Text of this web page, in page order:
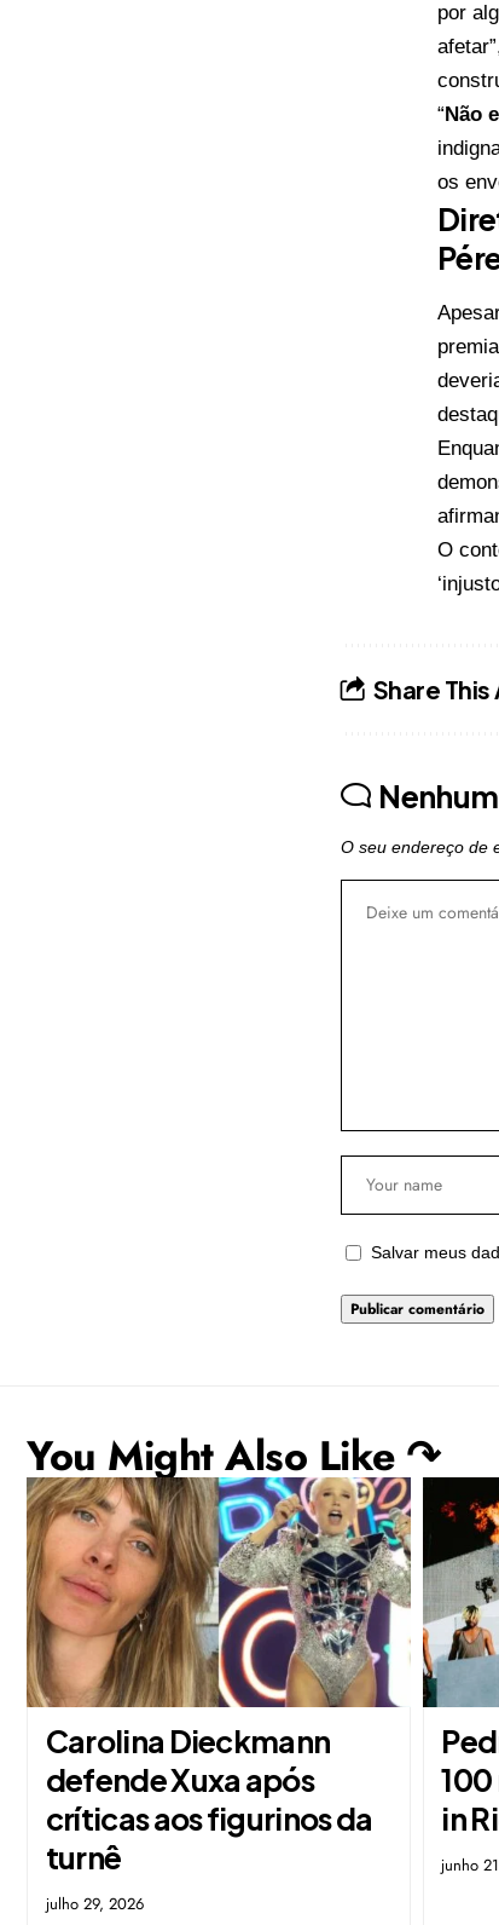
por
“ Não
os
O
Share
O seu endereço de
Salvar meus
You Might Also Like ↷
Carolina Dieckmann
defende Xuxa após
críticas aos figurinos da
turnê
julho 29, 2026
100
in
junho